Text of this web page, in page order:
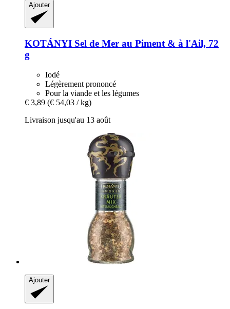
Ajouter
KOTÁNYI Sel de Mer au Piment & à l'Ail, 72
g
Iodé
Légèrement prononcé
Pour la viande et les légumes
€ 3,89 (€ 54,03 / kg)
Livraison jusqu'au 13 août
Ajouter